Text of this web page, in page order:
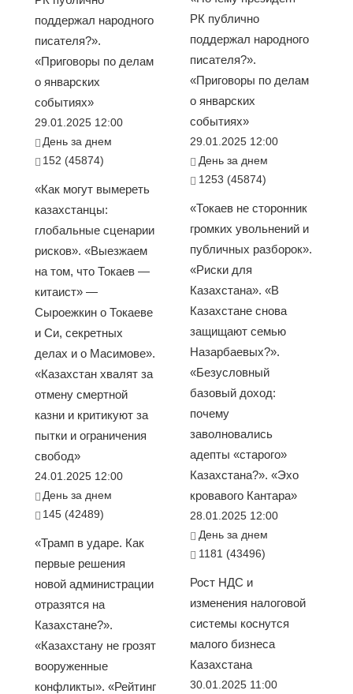
поддержал народного
писателя?».
«Приговоры по делам
о январских
событиях»
29.01.2025 12:00
День за днем
152 (45874)
«Как могут вымереть
казахстанцы:
глобальные сценарии
рисков». «Выезжаем
на том, что Токаев —
китаист» —
Сыроежкин о Токаеве
и Си, секретных
делах и о Масимове».
«Казахстан хвалят за
отмену смертной
казни и критикуют за
пытки и ограничения
свобод»
24.01.2025 12:00
День за днем
145 (42489)
«Трамп в ударе. Как
первые решения
новой администрации
отразятся на
Казахстане?».
«Казахстану не грозят
вооруженные
конфликты». «Рейтинг
РК публично
поддержал народного
писателя?».
«Приговоры по делам
о январских
событиях»
29.01.2025 12:00
День за днем
1253 (45874)
«Токаев не сторонник
громких увольнений и
публичных разборок».
«Риски для
Казахстана». «В
Казахстане снова
защищают семью
Назарбаевых?».
«Безусловный
базовый доход:
почему
заволновались
адепты «старого»
Казахстана?». «Эхо
кровавого Кантара»
28.01.2025 12:00
День за днем
1181 (43496)
Рост НДС и
изменения налоговой
системы коснутся
малого бизнеса
Казахстана
30.01.2025 11:00